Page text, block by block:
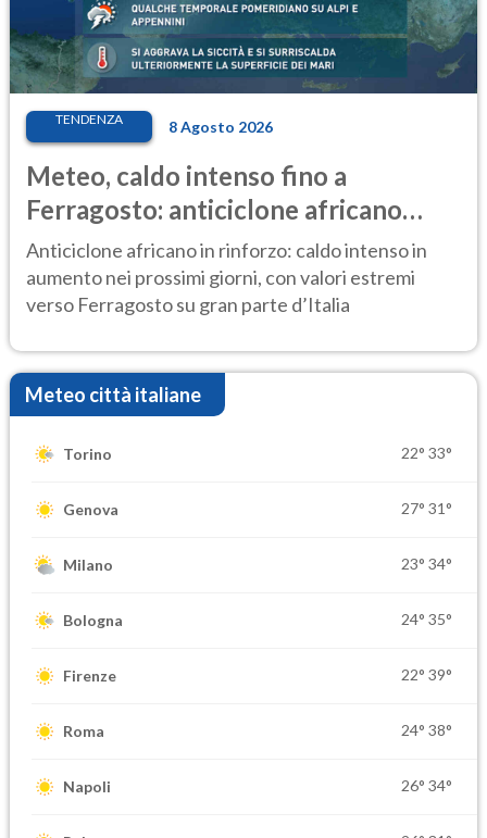
TENDENZA 8 Agosto 2026
Meteo, caldo intenso fino a
Ferragosto: anticiclone africano
ancora protagonista
Anticiclone africano in rinforzo: caldo intenso in
aumento nei prossimi giorni, con valori estremi
verso Ferragosto su gran parte d’Italia
Meteo città italiane
Torino 22° 33°
Genova 27° 31°
Milano 23° 34°
Bologna 24° 35°
Firenze 22° 39°
Roma 24° 38°
Napoli 26° 34°